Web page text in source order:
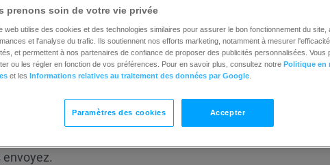
si nos clients ne répondent pas à ces exigences, ce
pour remplir les formalités :
pays – Vonage API Support
SMS envoyé ?
les SMS que vous avez envoyés. Utilisez-la pour cibler des
prenons soin de votre vie privée
web utilise des cookies et des technologies similaires pour assurer le bon fonctionnement du site,
et l'analyse du trafic. Ils soutiennent nos efforts marketing, notamment à mesurer
et permettent à nos partenaires de confiance de proposer des publicités personnalisées. Vous
ou les régler en fonction de vos préférences. Pour en savoir plus, consultez notre Politique en
et les Informations relatives au traitement des données par Google
Paramètres des cookies Accepter